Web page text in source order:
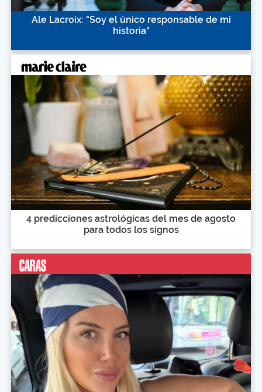
Ale Lacroix: "Soy el único responsable de mi
historia"
4 predicciones astrológicas del mes de agosto
para todos los signos